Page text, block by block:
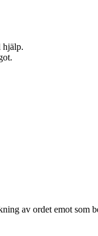
hjälp.
av ordet emot